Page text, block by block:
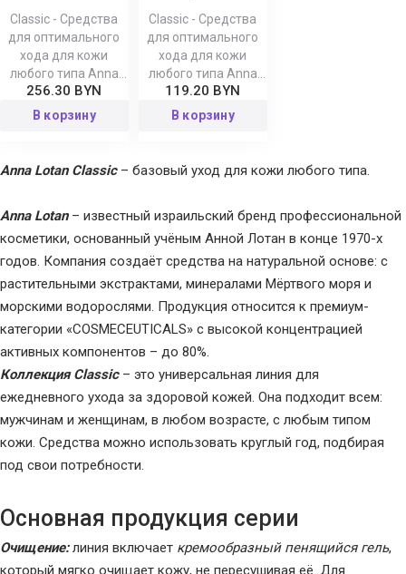
Classic - Средства
для оптимального
хода для кожи
любого типа Anna
Lotan
256.30 BYN
В корзину
50 мл
Classic - Средства
для оптимального
хода для кожи
любого типа Anna
Lotan
119.20 BYN
В корзину
Anna Lotan Classic– базовый уход для кожи любого типа.
Anna Lotan– известный израильский бренд профессиональной
косметики, основанный учёным Анной Лотан в конце 1970-х
годов. Компания создаёт средства на натуральной основе: с
растительными экстрактами, минералами Мёртвого моря и
морскими водорослями. Продукция относится к премиум-
категории «COSMECEUTICALS» с высокой концентрацией
активных компонентов – до 80%.
Коллекция Classic– это универсальная линия для
ежедневного ухода за здоровой кожей. Она подходит всем:
мужчинам и женщинам, в любом возрасте, с любым типом
кожи. Средства можно использовать круглый год, подбирая
под свои потребности.
Основная продукция серии
Очищение:линия включает кремообразный пенящийся гель,
который мягко очищает кожу, не пересушивая её. Для